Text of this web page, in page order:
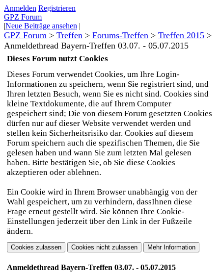
Anmelden Registrieren
GPZ Forum
|Neue Beiträge ansehen |
GPZ Forum > Treffen > Forums-Treffen > Treffen 2015 >
Anmeldethread Bayern-Treffen 03.07. - 05.07.2015
Dieses Forum nutzt Cookies
Dieses Forum verwendet Cookies, um Ihre Login-
Informationen zu speichern, wenn Sie registriert sind, und
Ihren letzten Besuch, wenn Sie es nicht sind. Cookies sind
kleine Textdokumente, die auf Ihrem Computer
gespeichert sind; Die von diesem Forum gesetzten Cookies
dürfen nur auf dieser Website verwendet werden und
stellen kein Sicherheitsrisiko dar. Cookies auf diesem
Forum speichern auch die spezifischen Themen, die Sie
gelesen haben und wann Sie zum letzten Mal gelesen
haben. Bitte bestätigen Sie, ob Sie diese Cookies
akzeptieren oder ablehnen.
Ein Cookie wird in Ihrem Browser unabhängig von der
Wahl gespeichert, um zu verhindern, dassIhnen diese
Frage erneut gestellt wird. Sie können Ihre Cookie-
Einstellungen jederzeit über den Link in der Fußzeile
ändern.
Anmeldethread Bayern-Treffen 03.07. - 05.07.2015